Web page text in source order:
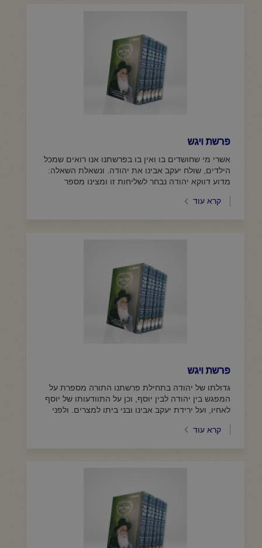
פרשת ויגש
אשרי מי שחושדים בו ואין בו בפרשתנו אנו רואים שמכל
הילדים, שולח יעקב אבינו את יהודה. ונשאלת השאלה:
מדוע דווקא יהודה נבחר לשליחות זו ומצינו מספר
קרא עוד
פרשת ויגש
גדולתו של יהודה בתחילת פרשתנו התורה מספרת על
המפגש בין יהודה לבין יוסף, וכן על התוודעותו של יוסף
לאחיו, ועל ירידת יעקב אבינו ובני ביתו למצרים. ולפני
קרא עוד